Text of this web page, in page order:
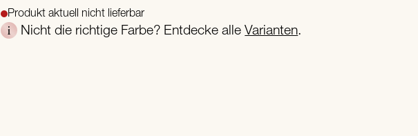
Produkt aktuell nicht lieferbar
Nicht die richtige Farbe? Entdecke alleVarianten.